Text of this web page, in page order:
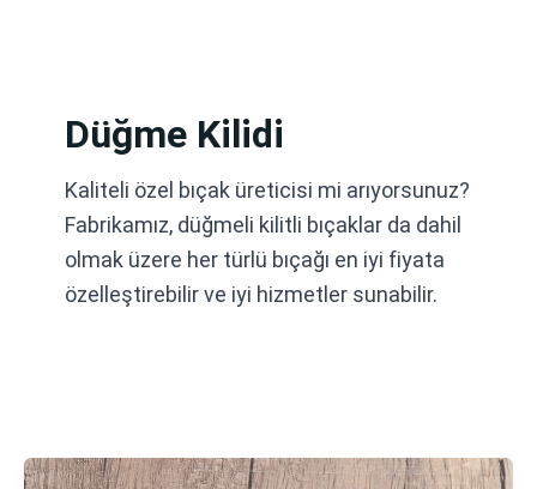
Düğme Kilidi
Kaliteli özel bıçak üreticisi mi arıyorsunuz?
Fabrikamız, düğmeli kilitli bıçaklar da dahil
olmak üzere her türlü bıçağı en iyi fiyata
özelleştirebilir ve iyi hizmetler sunabilir.